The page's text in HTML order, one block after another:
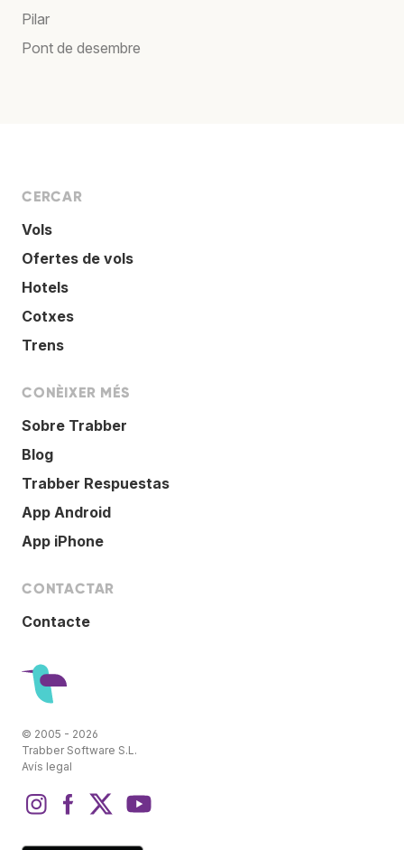
Pilar
Pont de desembre
CERCAR
Vols
Ofertes de vols
Hotels
Cotxes
Trens
CONÈIXER MÉS
Sobre Trabber
Blog
Trabber Respuestas
App Android
App iPhone
CONTACTAR
Contacte
© 2005 - 2026
Trabber Software S.L.
Avís legal